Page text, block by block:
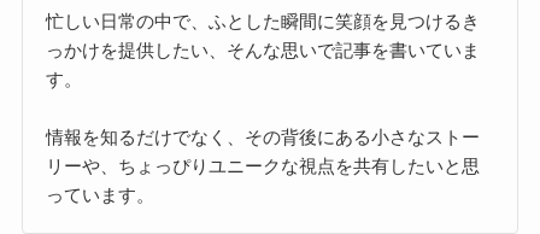
忙しい日常の中で、ふとした瞬間に笑顔を見つけるき
っかけを提供したい、そんな思いで記事を書いていま
す。
情報を知るだけでなく、その背後にある小さなストー
リーや、ちょっぴりユニークな視点を共有したいと思
っています。